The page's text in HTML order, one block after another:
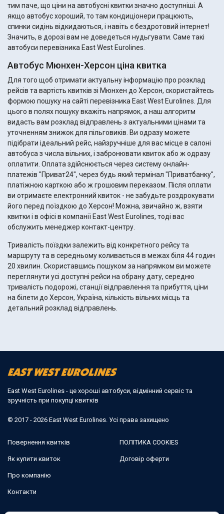
тим паче, що ціни на автобусні квитки значно доступніші. А
якщо автобус хороший, то там кондиціонери працюють,
спинки сидінь відкидаються, і навіть є бездротовий інтернет!
Значить, в дорозі вам не доведеться нудьгувати. Саме такі
автобуси перевізника East West Eurolines.
Автобус Мюнхен-Херсон ціна квитка
Для того щоб отримати актуальну інформацію про розклад
рейсів та вартість квитків зі Мюнхен до Херсон, скористайтесь
формою пошуку на сайті перевізника East West Eurolines. Для
цього в полях пошуку вкажіть напрямок, а наш алгоритм
видасть вам розклад відправлень з актуальними цінами та
уточненням знижок для пільговиків. Ви одразу можете
підібрати ідеальний рейс, найзручніше для вас місце в салоні
автобуса з числа вільних, і забронювати квиток або ж одразу
оплатити. Оплата здійснюється через систему онлайн-
платежів "Приват24", через будь який термінал "Приватбанку",
платіжною карткою або ж грошовим переказом. Після оплати
ви отримаєте електронний квиток - не забудьте роздрокувати
його перед поїздкою до Херсон! Можна, звичайно ж, взяти
квитки і в офісі в компанії East West Eurolines, тоді вас
обслужить менеджер контакт-центру.
Тривалість поїздки залежить від конкретного рейсу та
маршруту та в середньому коливається в межах біля 44 годин
20 хвилин. Скориставшись пошуком за напрямком ви можете
переглянути усі доступні рейси на обрану дату, середню
тривалість подорожі, станції відправлення та прибуття, ціни
на білети до Херсон, Україна, кількість вільних місць та
детальний розклад відправлень.
East West Eurolines - це хороші автобуси, відмінний сервіс та
зручність при покупці квитків
© 2017 - 2026 East West Eurolines. Усі права захищено
Повернення квитків
Як купити квиток
Про компанію
Контакти
ПОЛІТИКА COOKIES
Договір оферти